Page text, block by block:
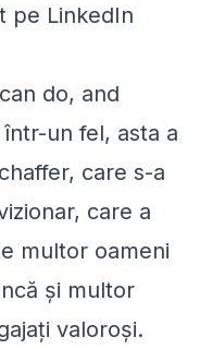
pe LinkedIn
do, and
un fel, asta a
care s-a
care a
multor oameni
şi multor
valoroşi.